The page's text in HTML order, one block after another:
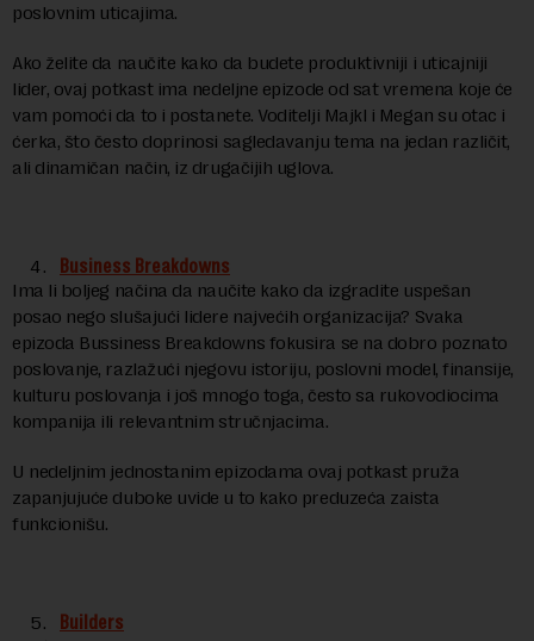
poslovnim uticajima.
Ako želite da naučite kako da budete produktivniji i uticajniji
lider, ovaj potkast ima nedeljne epizode od sat vremena koje će
vam pomoći da to i postanete. Voditelji Majkl i Megan su otac i
ćerka, što često doprinosi sagledavanju tema na jedan različit,
ali dinamičan način, iz drugačijih uglova.
Business Breakdowns
Ima li boljeg načina da naučite kako da izgradite uspešan
posao nego slušajući lidere najvećih organizacija? Svaka
epizoda Bussiness Breakdowns fokusira se na dobro poznato
poslovanje, razlažući njegovu istoriju, poslovni model, finansije,
kulturu poslovanja i još mnogo toga, često sa rukovodiocima
kompanija ili relevantnim stručnjacima.
U nedeljnim jednostanim epizodama ovaj potkast pruža
zapanjujuće duboke uvide u to kako preduzeća zaista
funkcionišu.
Builders